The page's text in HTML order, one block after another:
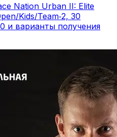
Nation Urban II: Elite
Kids/Team‑2, 30
и варианты получения